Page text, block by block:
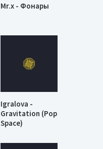
Mr.x - Фонары
Igralova -
Gravitation (Pop
Space)